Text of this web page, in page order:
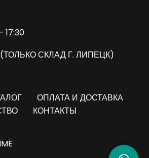
(ТОЛЬКО СКЛАД Г. ЛИПЕЦК)
ОПЛАТА И ДОСТАВКА
КОНТАКТЫ